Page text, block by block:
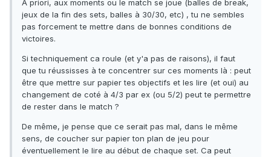
A priori, aux moments ou le match se joue (balles de break,
jeux de la fin des sets, balles à 30/30, etc) , tu ne sembles
pas forcement te mettre dans de bonnes conditions de
victoires.
Si techniquement ca roule (et y'a pas de raisons), il faut
que tu réussisses à te concentrer sur ces moments là : peut
être que mettre sur papier tes objectifs et les lire (et oui) au
changement de coté à 4/3 par ex (ou 5/2) peut te permettre
de rester dans le match ?
De même, je pense que ce serait pas mal, dans le même
sens, de coucher sur papier ton plan de jeu pour
éventuellement le lire au début de chaque set. Ca peut